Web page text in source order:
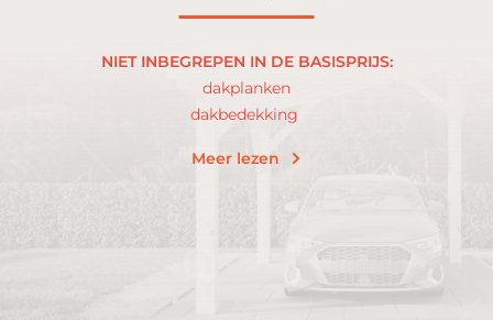
NIET INBEGREPEN IN DE BASISPRIJS:
dakplanken
dakbedekking
Meer lezen